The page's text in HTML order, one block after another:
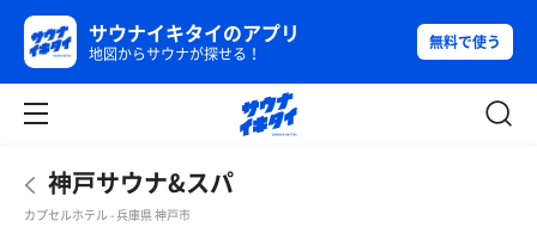
サウナイキタイのアプリ
地図からサウナが探せる！
無料で使う
神戸サウナ&スパ
カプセルホテル - 兵庫県 神戸市